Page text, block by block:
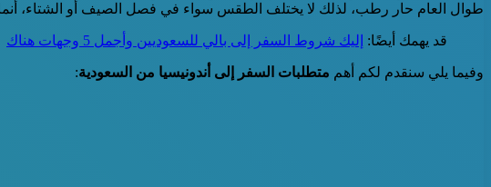
طوال العام حار رطب، لذلك لا يختلف الطقس سواء في فصل الصيف أو الشتاء،
قد يهمك أيضًا: إليك شروط السفر إلى بالي للسعوديين وأجمل 5 وجهات هناك
وفيما يلي سنقدم لكم أهم متطلبات السفر إلى أندونيسيا من السعودية: